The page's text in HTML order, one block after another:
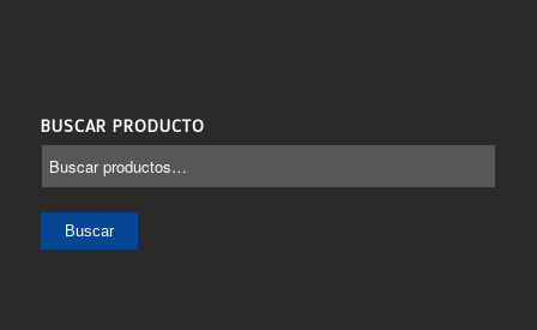
BUSCAR PRODUCTO
Buscar